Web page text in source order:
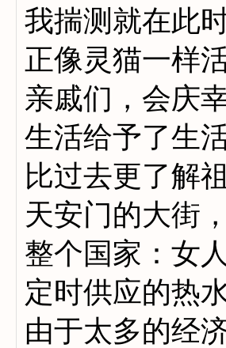
我揣测就在此
正像灵猫一样
亲戚们，会庆
生活给予了生
比过去更了解
天安门的大街
整个国家：女
定时供应的热
由于太多的经